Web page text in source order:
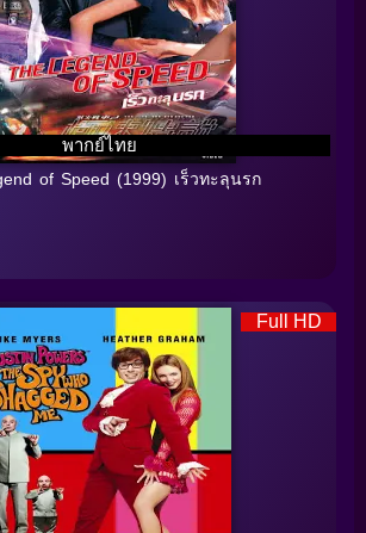
พากย์ไทย
of Speed (1999) เร็วทะลุนรก
Full HD